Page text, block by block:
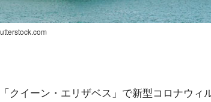
クイーン・エリザベス」で新型コロナウィ